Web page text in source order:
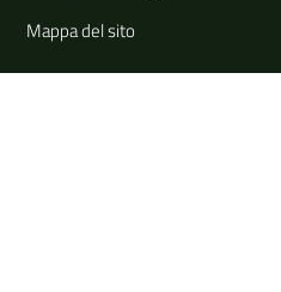
Mappa del sito